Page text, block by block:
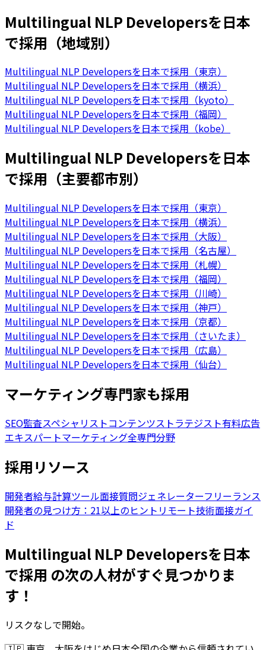
Multilingual NLP Developersを日本
で採用（地域別）
Multilingual NLP Developersを日本で採用（東京）
Multilingual NLP Developersを日本で採用（横浜）
Multilingual NLP Developersを日本で採用（kyoto）
Multilingual NLP Developersを日本で採用（福岡）
Multilingual NLP Developersを日本で採用（kobe）
Multilingual NLP Developersを日本
で採用（主要都市別）
Multilingual NLP Developersを日本で採用（東京）
Multilingual NLP Developersを日本で採用（横浜）
Multilingual NLP Developersを日本で採用（大阪）
Multilingual NLP Developersを日本で採用（名古屋）
Multilingual NLP Developersを日本で採用（札幌）
Multilingual NLP Developersを日本で採用（福岡）
Multilingual NLP Developersを日本で採用（川崎）
Multilingual NLP Developersを日本で採用（神戸）
Multilingual NLP Developersを日本で採用（京都）
Multilingual NLP Developersを日本で採用（さいたま）
Multilingual NLP Developersを日本で採用（広島）
Multilingual NLP Developersを日本で採用（仙台）
マーケティング専門家も採用
SEO監査スペシャリストコンテンツストラテジスト有料広告
エキスパートマーケティング全専門分野
採用リソース
開発者給与計算ツール面接質問ジェネレーターフリーランス
開発者の見つけ方：21以上のヒント リモート技術面接ガイ
ド
Multilingual NLP Developersを日本
で採用 の次の人材がすぐ見つかりま
す！
リスクなしで開始。